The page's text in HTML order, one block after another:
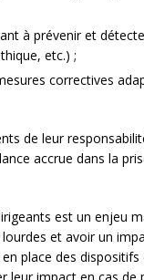
à prévenir et
etc.) ;
correctives
de leur
accrue dans la
est un enjeu
et avoir un
place des